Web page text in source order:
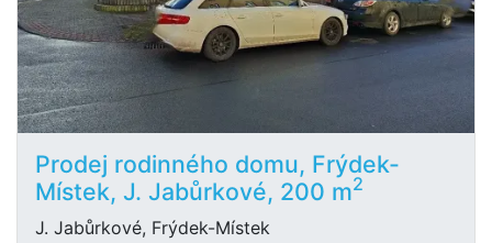
Prodej rodinného domu, Frýdek-
Místek, J. Jabůrkové, 200 m2
J. Jabůrkové, Frýdek-Místek